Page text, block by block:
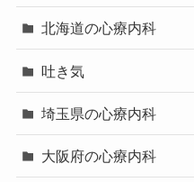
北海道の心療内科
吐き気
埼玉県の心療内科
大阪府の心療内科